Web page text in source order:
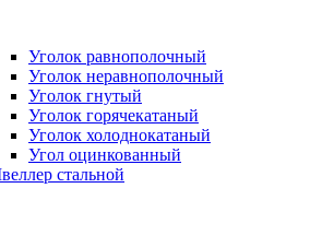
Уголок равнополочный
Уголок неравнополочный
Уголок гнутый
Уголок горячекатаный
Уголок холоднокатаный
Угол оцинкованный
стальной